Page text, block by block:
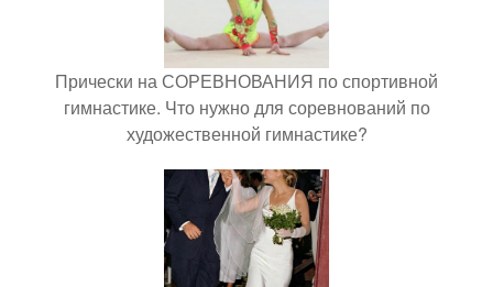
Прически на СОРЕВНОВАНИЯ по спортивной
гимнастике. Что нужно для соревнований по
художественной гимнастике?